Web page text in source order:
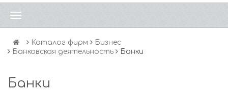
Каталог фирм
Бизнес
Банковская деятельность
Банки
Банки